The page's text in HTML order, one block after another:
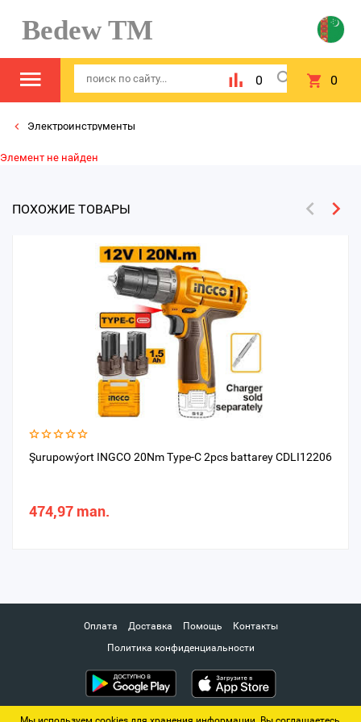
Bedew TM
0 0
Электроинструменты
Элемент не найден
ПОХОЖИЕ ТОВАРЫ
Şurupowýort INGCO 20Nm Type-C 2pcs battarey CDLI12206
474,97 man.
Оплата Доставка Помощь
Контакты
Политика конфиденциальности